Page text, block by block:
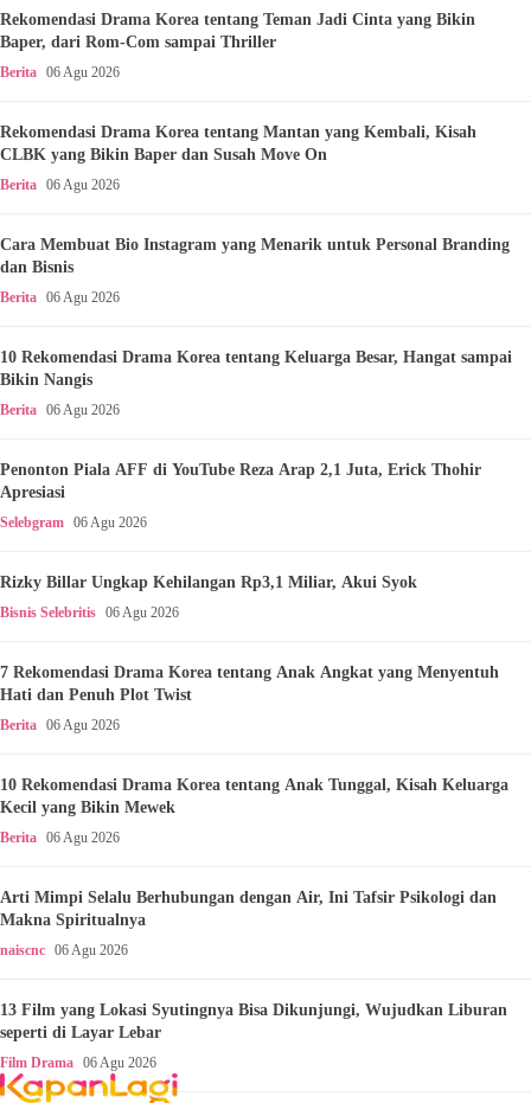
Rekomendasi Drama Korea tentang Teman Jadi Cinta yang Bikin
Baper, dari Rom-Com sampai Thriller
Berita 06 Agu 2026
Rekomendasi Drama Korea tentang Mantan yang Kembali, Kisah
CLBK yang Bikin Baper dan Susah Move On
Berita 06 Agu 2026
Cara Membuat Bio Instagram yang Menarik untuk Personal Branding
dan Bisnis
Berita 06 Agu 2026
10 Rekomendasi Drama Korea tentang Keluarga Besar, Hangat sampai
Bikin Nangis
Berita 06 Agu 2026
Penonton Piala AFF di YouTube Reza Arap 2,1 Juta, Erick Thohir
Apresiasi
Selebgram 06 Agu 2026
Rizky Billar Ungkap Kehilangan Rp3,1 Miliar, Akui Syok
Bisnis Selebritis 06 Agu 2026
7 Rekomendasi Drama Korea tentang Anak Angkat yang Menyentuh
Hati dan Penuh Plot Twist
Berita 06 Agu 2026
10 Rekomendasi Drama Korea tentang Anak Tunggal, Kisah Keluarga
Kecil yang Bikin Mewek
Berita 06 Agu 2026
Arti Mimpi Selalu Berhubungan dengan Air, Ini Tafsir Psikologi dan
Makna Spiritualnya
naiscnc 06 Agu 2026
13 Film yang Lokasi Syutingnya Bisa Dikunjungi, Wujudkan Liburan
seperti di Layar Lebar
Film Drama 06 Agu 2026